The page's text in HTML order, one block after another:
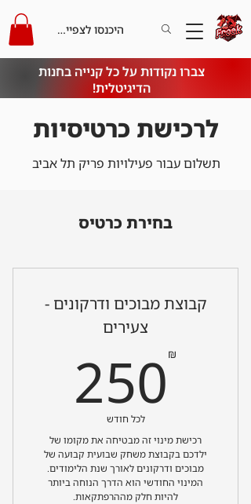
צברו נקודות על כל קנייה בחנות
הדיגיטלית!
היכנסו לצפייה בקרדיט
לרכישת כרטיסיות
תשלום עבור פעילויות פריק תל אביב
בחירת כרטיס
קבוצת מבוכים ודרקונים -
צעירים
₪
250
לכל חודש
רכישת מינוי זה מבטיחה את מקומו של
ילדכם בקבוצת משחק שבועית קבועה של
מבוכים ודרקונים לאורך שנת הלימודים.
המינוי החודשי הוא הדרך הנוחה ביותר
להיות חלק מההרפתקאות.